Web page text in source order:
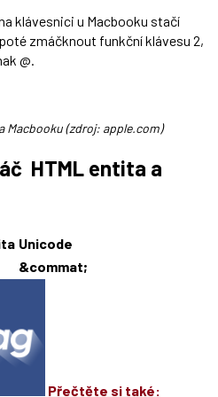
klávesnici u Macbooku stačí
zmáčknout funkční klávesu 2,
@.
Macbooku (zdroj: apple.com)
HTML entita a
Unicode
&commat;
Přečtěte si také: